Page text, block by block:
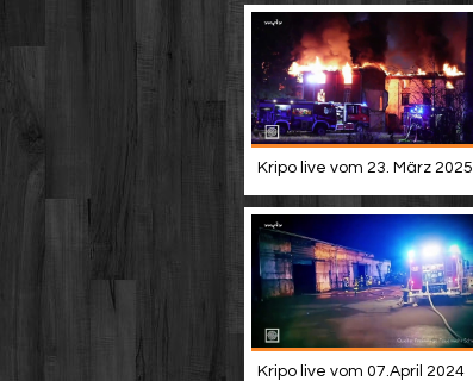
Kripo live vom 23. März 2025
Kripo live vom 07.April 2024